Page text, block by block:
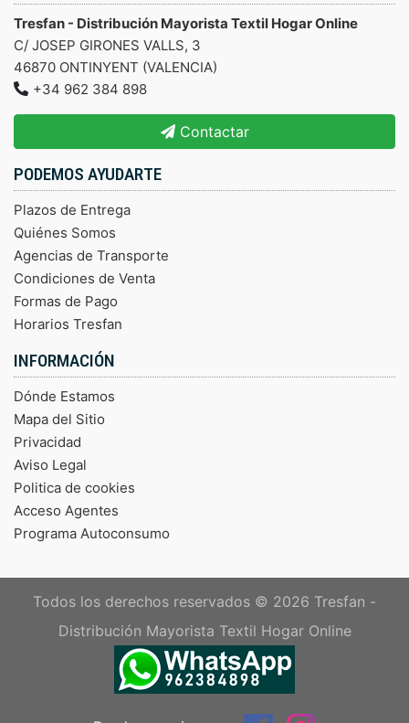
Tresfan - Distribución Mayorista Textil Hogar Online
C/ JOSEP GIRONES VALLS, 3
46870 ONTINYENT (VALENCIA)
+34 962 384 898
Contactar
PODEMOS AYUDARTE
Plazos de Entrega
Quiénes Somos
Agencias de Transporte
Condiciones de Venta
Formas de Pago
Horarios Tresfan
INFORMACIÓN
Dónde Estamos
Mapa del Sitio
Privacidad
Aviso Legal
Politica de cookies
Acceso Agentes
Programa Autoconsumo
Todos los derechos reservados © 2026 Tresfan -
Distribución Mayorista Textil Hogar Online